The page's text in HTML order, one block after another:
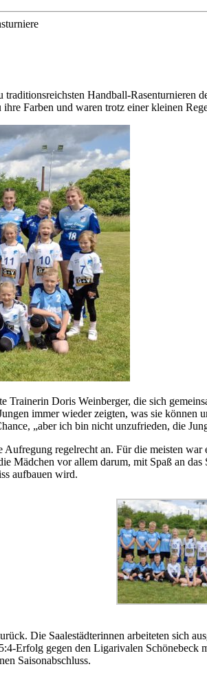
traditionsreichsten Handball-
Farben und waren trotz einer kleinen
Trainerin Doris Weinberger, die sich
immer wieder zeigten, was sie
„aber ich bin nicht unzufrieden, die
regelrecht an. Für die meisten
Mädchen vor allem darum, mit Spaß an
aufbauen wird.
Die Saalestädterinnen arbeiteten sich
Erfolg gegen den Ligarivalen
Saisonabschluss.